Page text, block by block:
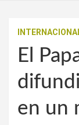
El
en un